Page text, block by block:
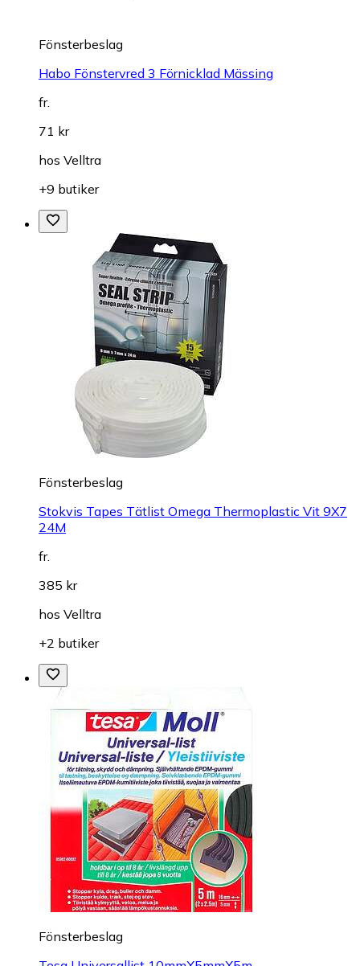
Fönsterbeslag
Habo Fönstervred 3 Förnicklad Mässing
fr.
71 kr
hos Velltra
+9 butiker
Fönsterbeslag
Stokvis Tapes Tätlist Omega Thermoplastic Vit 9X7
24M
fr.
385 kr
hos Velltra
+2 butiker
Fönsterbeslag